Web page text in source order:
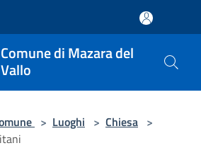
Comune di Mazara del
Vallo
> Luoghi > Chiesa >